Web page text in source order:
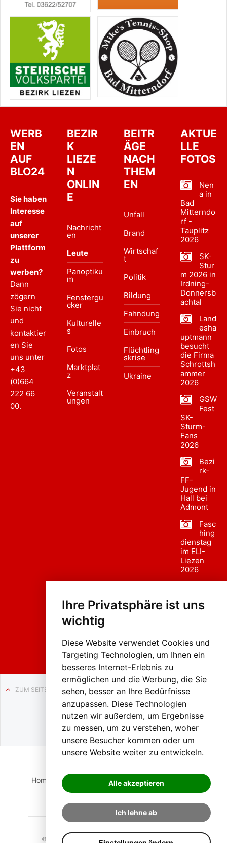
Ihre Privatsphäre ist uns
wichtig
Diese Website verwendet Cookies und
Targeting Technologien, um Ihnen ein
besseres Internet-Erlebnis zu
ermöglichen und die Werbung, die Sie
sehen, besser an Ihre Bedürfnisse
anzupassen. Diese Technologien
nutzen wir außerdem, um Ergebnisse
zu messen, um zu verstehen, woher
unsere Besucher kommen oder um
unsere Website weiter zu entwickeln.
Alle akzeptieren
Ich lehne ab
WERB
EN
AUF
BLO24
Sie haben
Interesse
auf
unserer
Plattform
zu
werben?
Dann
zögern
Sie nicht
und
kontaktier
en Sie
uns unter
+43
(0)664
222 66
00.
BEZIR
K
LIEZE
N
ONLIN
E
Nachricht
en
Leute
Panoptiku
m
Fenstergu
cker
Kulturelle
s
Fotos
Marktplat
z
Veranstalt
ungen
BEITR
ÄGE
NACH
THEM
EN
Unfall
Brand
Wirtschaf
t
Politik
Bildung
Fahndung
Einbruch
Flüchtling
skrise
Ukraine
AKTUE
LLE
FOTOS
Nen
a in
Bad
Mitterndo
rf -
Tauplitz
2026
SK-
Stur
m 2026 in
Irdning-
Donnersb
achtal
Land
esha
uptmann
besucht
die Firma
Schrottsh
ammer
2026
GSW
Fest
SK-
Sturm-
Fans
2026
Bezi
rk-
FF-
Jugend in
Hall bei
Admont
Fasc
hing
dienstag
im ELI-
Liezen
2026
sumzug
Liezen
ZUM SEITENANFANG
Auf BLO24.at werben?
+43 (0)664 2226600
Home Suche Login Impressum
Datenschutz
© 2023 BLO24.at – Bezirk Liezen Online |